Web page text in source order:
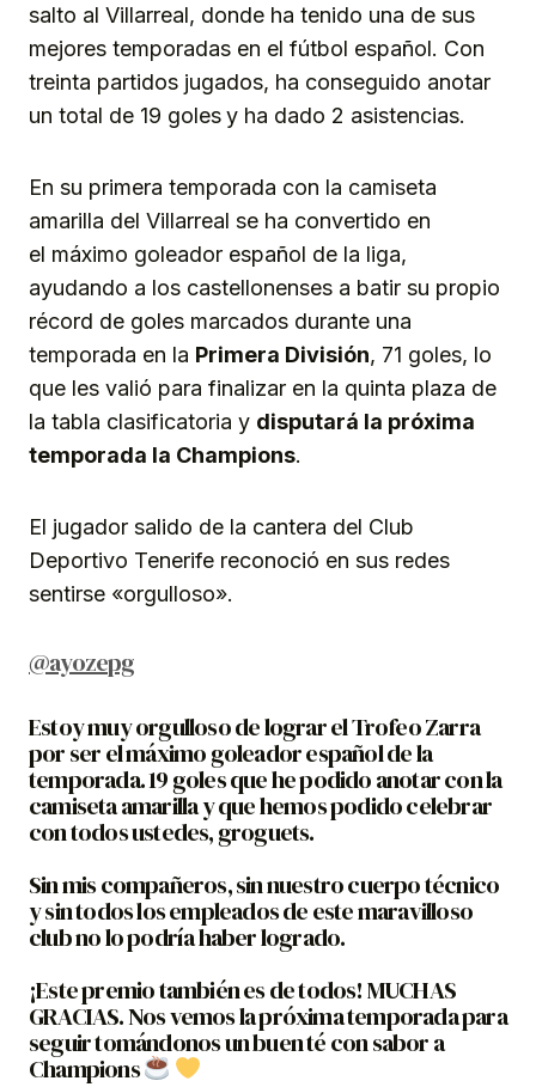
salto al Villarreal, donde ha tenido una de sus
mejores temporadas en el fútbol español. Con
treinta partidos jugados, ha conseguido anotar
un total de 19 golesy ha dado 2 asistencias.
En su primera temporada con la camiseta
amarilla del Villarreal se ha convertido en
el máximo goleador español de la liga,
ayudando a los castellonenses a batir su propio
récord de goles marcados durante una
temporada en la Primera División, 71 goles, lo
que les valió para finalizar en la quinta plaza de
la tabla clasificatoria y disputará la próxima
temporada la Champions.
El jugador salido de la cantera del Club
Deportivo Tenerife reconoció en sus redes
sentirse «orgulloso».
@ayozepg
Estoy muy orgulloso de lograr el Trofeo Zarra
por ser el máximo goleador español de la
temporada. 19 goles que he podido anotar con la
camiseta amarilla y que hemos podido celebrar
con todos ustedes, groguets.
Sin mis compañeros, sin nuestro cuerpo técnico
y sin todos los empleados de este maravilloso
club no lo podría haber logrado.
¡Este premio también es de todos! MUCHAS
GRACIAS. Nos vemos la próxima temporada para
seguir tomándonos un buen té con sabor a
Champions